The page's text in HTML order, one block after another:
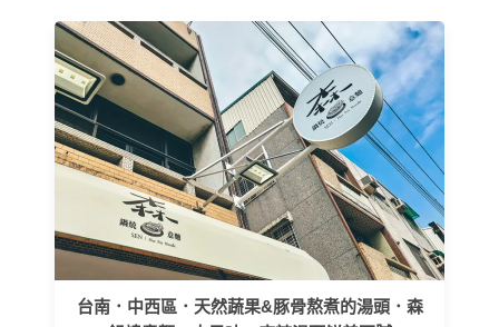
台南．中西區．天然蔬果&豚骨熬煮的湯頭．森